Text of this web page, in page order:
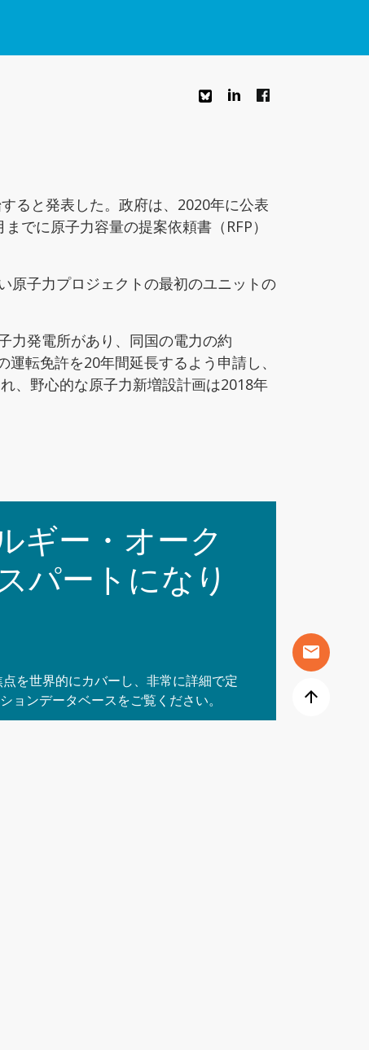
mail
arrow_upward
ると発表した。政府は、2020年に公表
でに原子力容量の提案依頼書（RFP）
原子力プロジェクトの最初のユニットの
力発電所があり、同国の電力の約
転免許を20年間延長するよう申請し、
、野心的な原子力新増設計画は2018年
ギー・オーク
パートになり
を世界的にカバーし、非常に詳細で定
ョンデータベースをご覧ください。